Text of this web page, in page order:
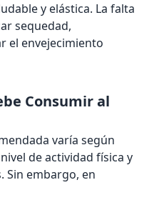
y elástica. La falta
sequedad,
el envejecimiento
Consumir al
varía según
de actividad física y
Sin embargo, en